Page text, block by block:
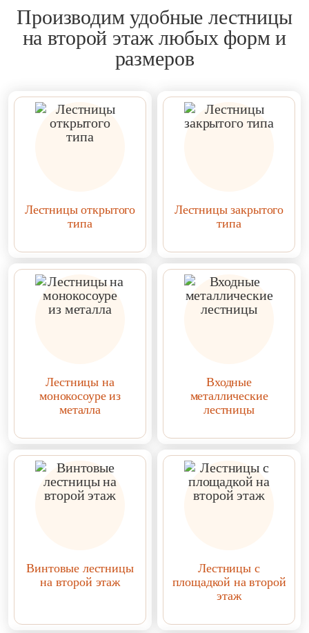
Производим удобные лестницы
на второй этаж любых форм и
размеров
Лестницы открытого
типа
Лестницы закрытого
типа
Лестницы на
монокосоуре из
металла
Входные
металлические
лестницы
Винтовые лестницы
на второй этаж
Лестницы с
площадкой на второй
этаж